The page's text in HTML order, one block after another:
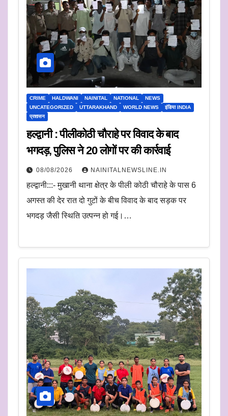
CRIME HALDWANI NAINITAL NATIONAL
NEWS
UNCATEGORIZED
UTTARAKHAND WORLD NEWS
इंडिया INDIA
प्रशासन
हल्द्वानी : पीलीकोठी चौराहे पर विवाद के बाद
भगदड़, पुलिस ने 20 लोगों पर की कार्रवाई
08/08/2026 NAINITALNEWSLINE.IN
हल्द्वानी:::- मुखानी थाना क्षेत्र के पीली कोठी चौराहे के पास 6
अगस्त की देर रात दो गुटों के बीच विवाद के बाद सड़क पर
भगदड़ जैसी स्थिति उत्पन्न हो गई।…